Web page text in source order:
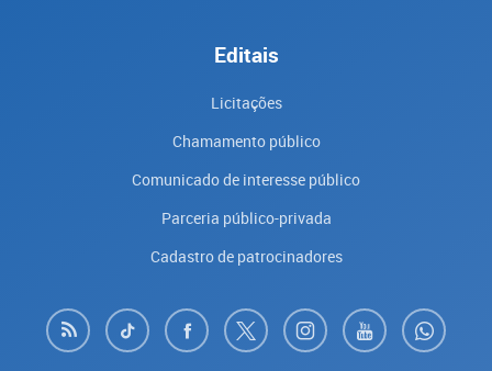
Editais
Licitações
Chamamento público
Comunicado de interesse público
Parceria público-privada
Cadastro de patrocinadores